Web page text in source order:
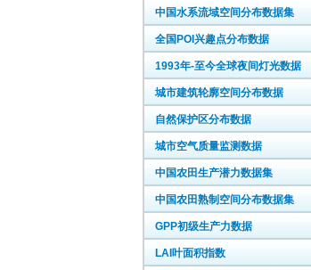
中国水系流域空间分布数据集
全国POI兴趣点分布数据
1993年-至今全球夜间灯光数据
城市建筑轮廓空间分布数据
自然保护区分布数据
城市空气质量监测数据
中国农田生产潜力数据集
中国农田熟制空间分布数据集
GPP初级生产力数据
LAI叶面积指数